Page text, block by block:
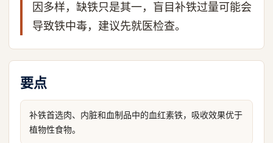
因多样，缺铁只是其一，盲目补铁过量可能会
导致铁中毒，建议先就医检查。
要点
补铁首选肉、内脏和血制品中的血红素铁，吸收效果优于
植物性食物。